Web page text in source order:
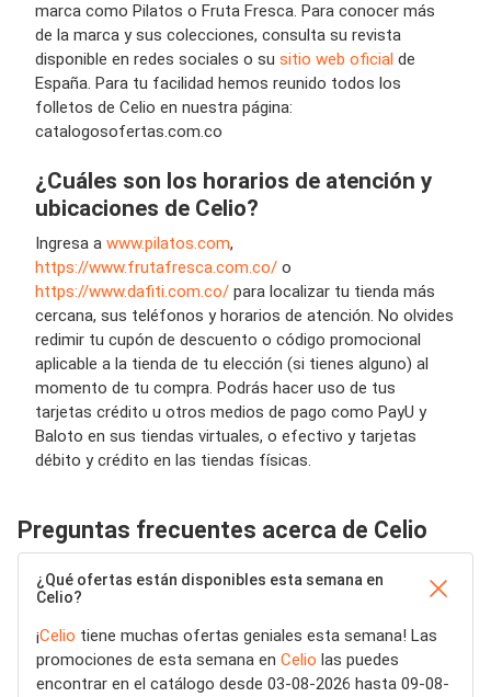
marca como Pilatos o Fruta Fresca. Para conocer más
de la marca y sus colecciones, consulta su revista
disponible en redes sociales o su sitio web oficial de
España. Para tu facilidad hemos reunido todos los
folletos de Celio en nuestra página:
catalogosofertas.com.co
¿Cuáles son los horarios de atención y
ubicaciones de Celio?
Ingresa a www.pilatos.com,
https://www.frutafresca.com.co/ o
https://www.dafiti.com.co/ para localizar tu tienda más
cercana, sus teléfonos y horarios de atención. No olvides
redimir tu cupón de descuento o código promocional
aplicable a la tienda de tu elección (si tienes alguno) al
momento de tu compra. Podrás hacer uso de tus
tarjetas crédito u otros medios de pago como PayU y
Baloto en sus tiendas virtuales, o efectivo y tarjetas
débito y crédito en las tiendas físicas.
Preguntas frecuentes acerca de Celio
¿Qué ofertas están disponibles esta semana en
Celio?
¡Celio tiene muchas ofertas geniales esta semana! Las
promociones de esta semana en Celio las puedes
encontrar en el catálogo desde 03-08-2026 hasta 09-08-